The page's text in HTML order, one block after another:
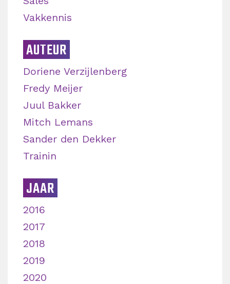
Vakkennis
AUTEUR
Doriene Verzijlenberg
Fredy Meijer
Juul Bakker
Mitch Lemans
Sander den Dekker
Trainin
JAAR
2016
2017
2018
2019
2020